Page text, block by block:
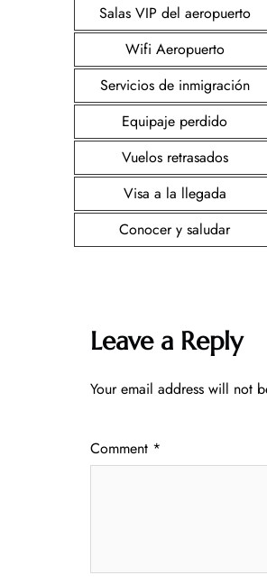
Salas VIP del aeropuerto
Wifi Aeropuerto
Servicios de inmigración
Equipaje perdido
Vuelos retrasados
Visa a la llegada
Conocer y saludar
Leave a Reply
Your email address will not
Comment *